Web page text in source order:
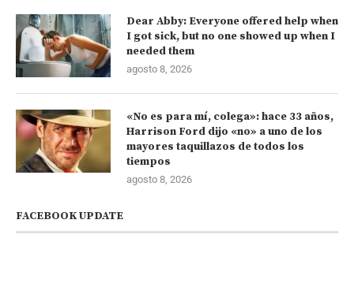
Dear Abby: Everyone offered help when
I got sick, but no one showed up when I
needed them
agosto 8, 2026
«No es para mí, colega»: hace 33 años,
Harrison Ford dijo «no» a uno de los
mayores taquillazos de todos los
tiempos
agosto 8, 2026
FACEBOOK UPDATE